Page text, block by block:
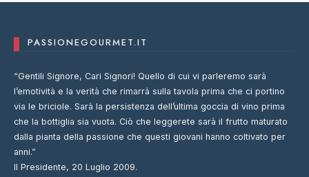
PASSIONEGOURMET.IT
“Gentili Signore, Cari Signori! Quello di cui vi parleremo sarà
l’emotività e la verità che rimarrà sulla tavola prima che ci portino
via le briciole. Sarà la persistenza dell’ultima goccia di vino prima
che la bottiglia sia vuota. Ciò che leggerete sarà il frutto maturato
dalla pianta della passione che questi giovani hanno coltivato per
anni.”
Il Presidente, 20 Luglio 2009.